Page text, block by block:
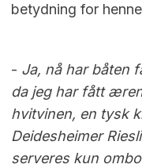
betydning for
- Ja, nå har båten
da jeg har fått
hvitvinen, en tysk
Deidesheimer
serveres kun